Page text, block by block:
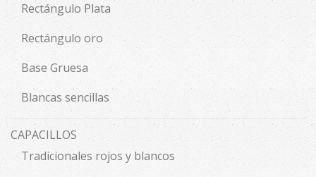
Rectángulo Plata
Rectángulo oro
Base Gruesa
Blancas sencillas
CAPACILLOS
Tradicionales rojos y blancos